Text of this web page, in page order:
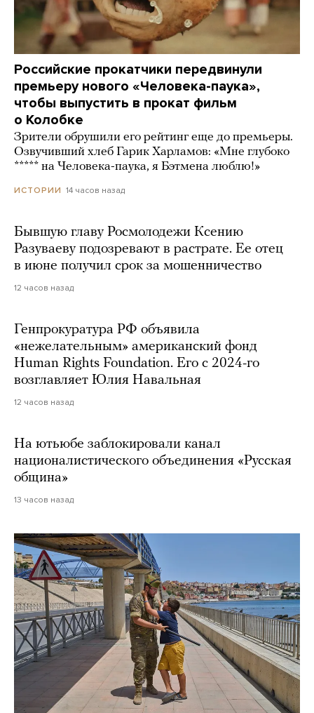
Российские прокатчики передвинули
премьеру нового «Человека-паука»,
чтобы выпустить в прокат фильм
о Колобке
Зрители обрушили его рейтинг еще до премьеры.
Озвучивший хлеб Гарик Харламов: «Мне глубоко
***** на Человека-паука, я Бэтмена люблю!»
ИСТОРИИ 14 часов назад
Бывшую главу Росмолодежи Ксению
Разуваеву подозревают в растрате. Ее отец
в июне получил срок за мошенничество
12 часов назад
Генпрокуратура РФ объявила
«нежелательным» американский фонд
Human Rights Foundation. Его с 2024-го
возглавляет Юлия Навальная
12 часов назад
На ютьюбе заблокировали канал
националистического объединения «Русская
община»
13 часов назад